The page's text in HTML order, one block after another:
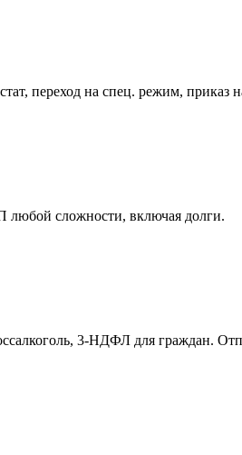
переход на спец. режим, приказ
любой сложности, включая долги.
3-НДФЛ для граждан.